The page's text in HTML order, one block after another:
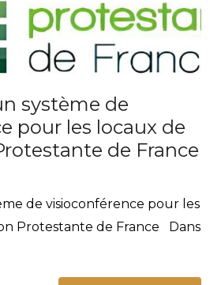
système de
pour les locaux de
de France
de visioconférence pour les
Protestante de France Dans